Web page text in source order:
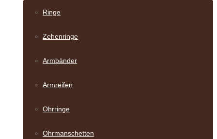
Ringe
Zehenringe
Armbänder
Armreifen
Ohrringe
Ohrmanschetten